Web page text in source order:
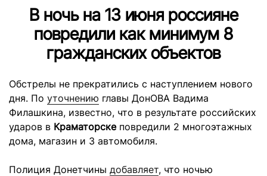
В ночь на 13 июня россияне
повредили как минимум 8
гражданских объектов
Обстрелы не прекратились с наступлением нового
дня. По уточнению главы ДонОВА Вадима
Филашкина, известно, что в результате российских
ударов в Краматорскеповредили 2 многоэтажных
дома, магазин и 3 автомобиля.
Полиция Донетчины добавляет, что ночью